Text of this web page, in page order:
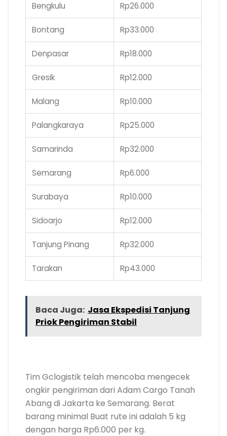
Bengkulu Rp26.000
Bontang Rp33.000
Denpasar Rp18.000
Gresik Rp12.000
Malang Rp10.000
Palangkaraya Rp25.000
Samarinda Rp32.000
Semarang Rp6.000
Surabaya Rp10.000
Sidoarjo Rp12.000
Tanjung Pinang Rp32.000
Tarakan Rp43.000
Baca Juga: Jasa Ekspedisi Tanjung
Priok Pengiriman Stabil
Tim Gclogistik telah mencoba mengecek
ongkir pengiriman dari Adam Cargo Tanah
Abang di Jakarta ke Semarang. Berat
barang minimal Buat rute ini adalah 5 kg
dengan harga Rp6.000 per kg.